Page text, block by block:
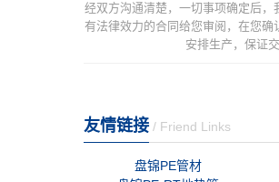
经双方沟通清楚，一切事项确定后
有法律效力的合同给您审阅，在您
安排生产，保证交
友情链接 / Friend Links
盘锦PE管材